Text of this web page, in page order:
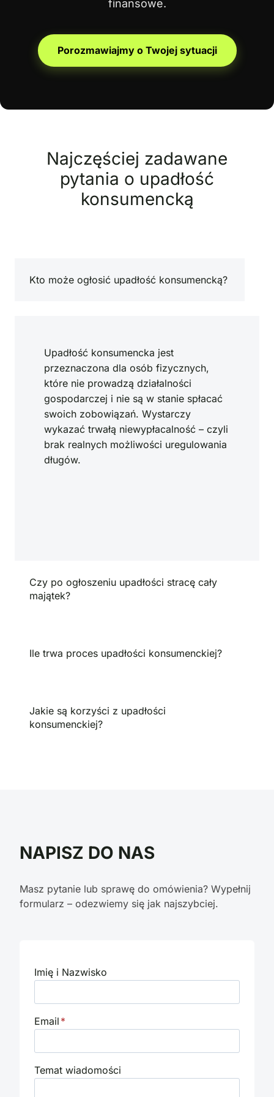
finansowe.
Porozmawiajmy o Twojej sytuacji
Najczęściej zadawane
pytania o upadłość
konsumencką
Kto może ogłosić upadłość konsumencką?
Upadłość konsumencka jest
przeznaczona dla osób fizycznych,
które nie prowadzą działalności
gospodarczej i nie są w stanie spłacać
swoich zobowiązań. Wystarczy
wykazać trwałą niewypłacalność – czyli
brak realnych możliwości uregulowania
długów.
Czy po ogłoszeniu upadłości stracę cały
majątek?
Ile trwa proces upadłości konsumenckiej?
Jakie są korzyści z upadłości
konsumenckiej?
NAPISZ DO NAS
Masz pytanie lub sprawę do omówienia? Wypełnij
formularz – odezwiemy się jak najszybciej.
Imię i Nazwisko
Email *
Temat wiadomości